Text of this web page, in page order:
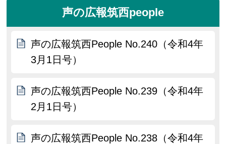
声の広報筑西people
声の広報筑西People No.240（令和4年
3月1日号）
声の広報筑西People No.239（令和4年
2月1日号）
声の広報筑西People No.238（令和4年